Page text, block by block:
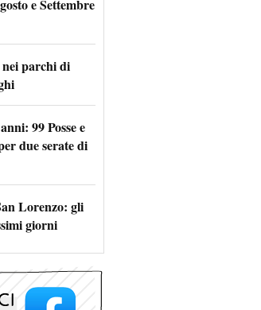
e Settembre
parchi di
99 Posse e
due serate di
Lorenzo: gli
giorni